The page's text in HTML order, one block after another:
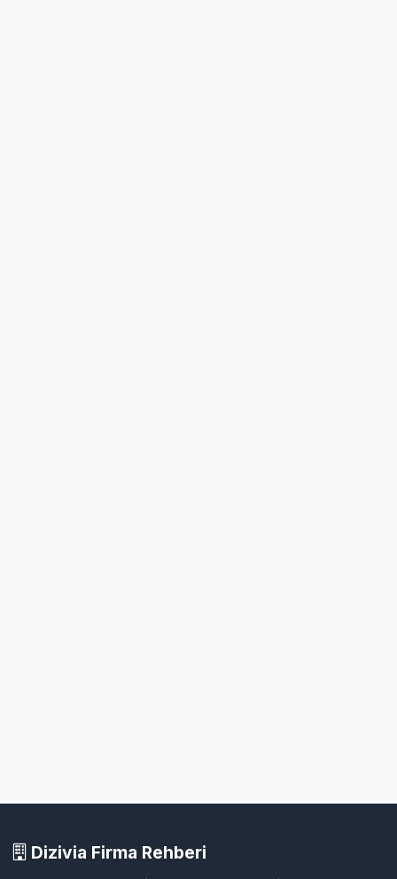
Dizivia Firma Rehberi